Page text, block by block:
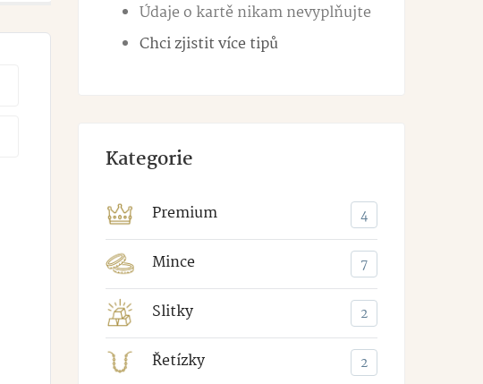
Údaje o kartě nikam nevyplňujte
Chci zjistit více tipů
Kategorie
Premium 4
Mince 7
Slitky 2
Řetízky 2